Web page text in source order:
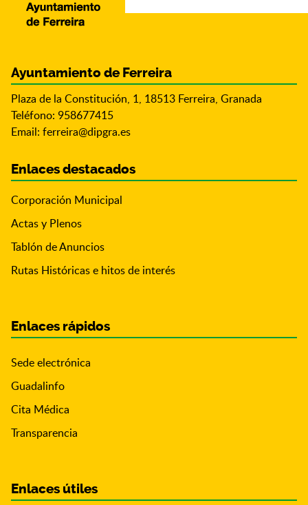
Ayuntamiento de Ferreira
Plaza de la Constitución, 1, 18513 Ferreira, Granada
Teléfono: 958677415
Email: ferreira@dipgra.es
Enlaces destacados
Corporación Municipal
Actas y Plenos
Tablón de Anuncios
Rutas Históricas e hitos de interés
Enlaces rápidos
Sede electrónica
Guadalinfo
Cita Médica
Transparencia
Enlaces útiles